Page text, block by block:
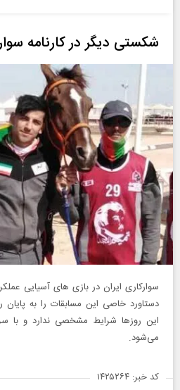
شکستی دیگر در کارنامه
سوارکاری ایران در بازی‌ های آسیایی
دستاورد خاصی این مسابقات را به
این روزها شرایط مشخصی ندارد و با
می‌شود.
کد خبر: ۱۴۲۵۲۶۴